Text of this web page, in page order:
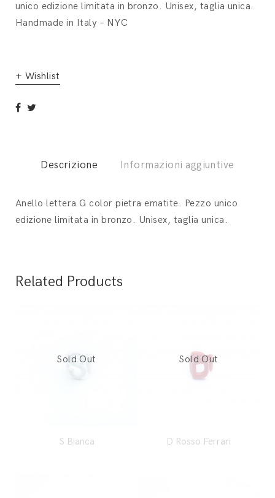
unico edizione limitata in bronzo. Unisex, taglia unica.
Handmade in Italy – NYC
+ Wishlist
Descrizione Informazioni aggiuntive
Anello lettera G color pietra ematite. Pezzo unico
edizione limitata in bronzo. Unisex, taglia unica.
Related Products
S Bianca D Rosso Ferrari